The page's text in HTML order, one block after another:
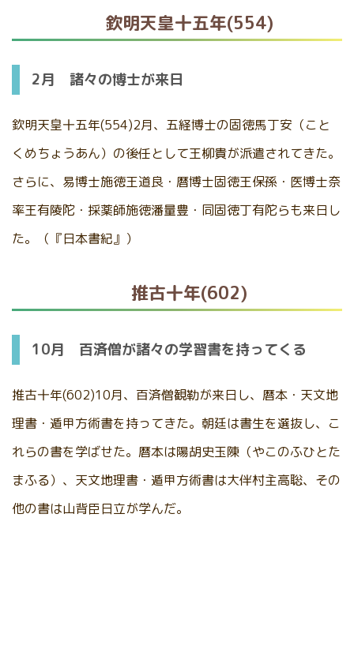
欽明天皇十五年(554)
2月 諸々の博士が来日
欽明天皇十五年(554)2月、五経博士の固徳馬丁安（こと
くめちょうあん）の後任として王柳貴が派遣されてきた。
さらに、易博士施徳王道良・暦博士固徳王保孫・医博士奈
率王有陵陀・採薬師施徳潘量豊・同固徳丁有陀らも来日し
た。（『日本書紀』）
推古十年(602)
10月 百済僧が諸々の学習書を持ってくる
推古十年(602)10月、百済僧観勒が来日し、暦本・天文地
理書・遁甲方術書を持ってきた。朝廷は書生を選抜し、こ
れらの書を学ばせた。暦本は陽胡史玉陳（やこのふひとた
まふる）、天文地理書・遁甲方術書は大伴村主高聡、その
他の書は山背臣日立が学んだ。